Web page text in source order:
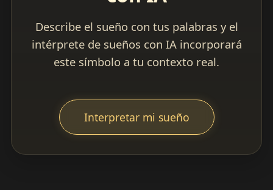
Describe el sueño con tus palabras y el
intérprete de sueños con IA incorporará
este símbolo a tu contexto real.
Interpretar mi sueño